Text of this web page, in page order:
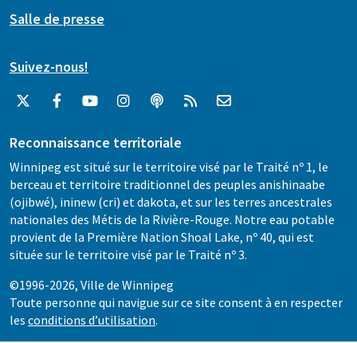
Salle de presse
Suivez-nous!
Reconnaissance territoriale
Winnipeg est situé sur le territoire visé par le Traité nº 1, le
berceau et territoire traditionnel des peuples anishinaabe
(ojibwé), ininew (cri) et dakota, et sur les terres ancestrales
nationales des Métis de la Rivière-Rouge. Notre eau potable
provient de la Première Nation Shoal Lake, nº 40, qui est
située sur le territoire visé par le Traité nº 3.
©1996-2026, Ville de Winnipeg
Toute personne qui navigue sur ce site consent à en respecter
les conditions d’utilisation.